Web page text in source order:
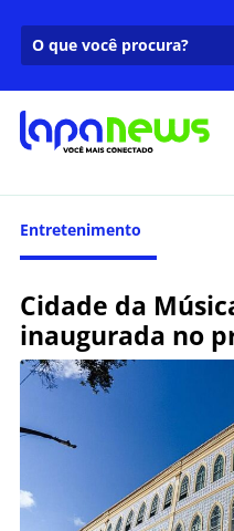
Entretenimento
Cidade da
inaugurada no